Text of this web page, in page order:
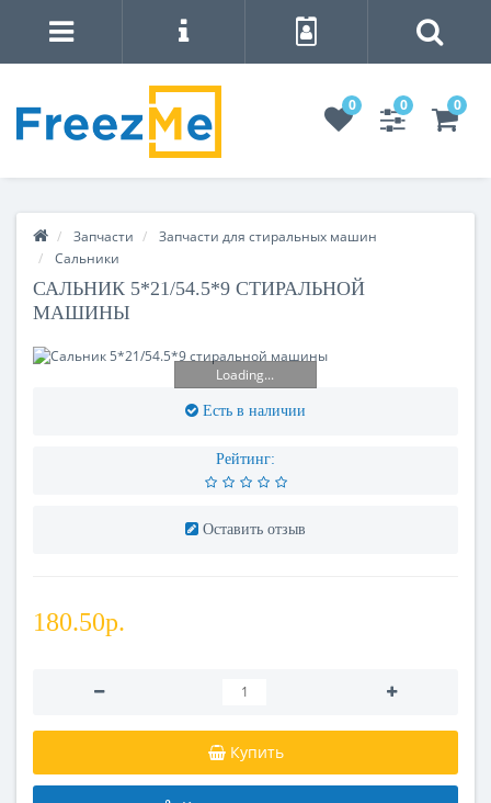
0 0 0
Запчасти
Запчасти для стиральных машин
Сальники
САЛЬНИК 5*21/54.5*9 СТИРАЛЬНОЙ
МАШИНЫ
Loading...
Есть в наличии
Рейтинг:
Оставить отзыв
180.50р.
Купить